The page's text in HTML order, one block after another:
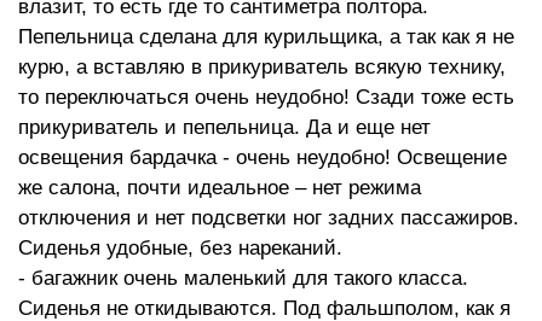
влазит, то есть где то сантиметра полтора.
Пепельница сделана для курильщика, а так как я не
курю, а вставляю в прикуриватель всякую технику,
то переключаться очень неудобно! Сзади тоже есть
прикуриватель и пепельница. Да и еще нет
освещения бардачка - очень неудобно! Освещение
же салона, почти идеальное – нет режима
отключения и нет подсветки ног задних пассажиров.
Сиденья удобные, без нареканий.
- багажник очень маленький для такого класса.
Сиденья не откидываются. Под фальшполом, как я